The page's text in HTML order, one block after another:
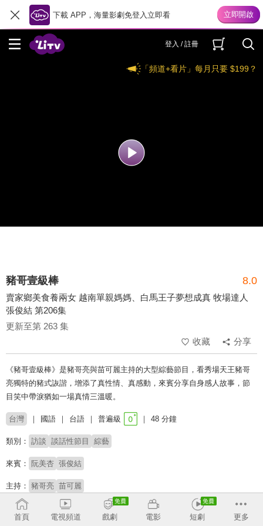
下載 APP，海量影劇免登入立即看
登入 / 註冊
「頻道+看片」每月只要 $199？
豬哥壹級棒 8.0
賣家鄉美食養兩女 越南單親媽媽、白馬王子夢想成真 牧場達人
張俊結 第206集
更新至第 263 集
收藏
分享
《豬哥壹級棒》是豬哥亮與苗可麗主持的大型綜藝節目，看秀場天王豬哥
亮獨特的豬式詼諧，增添了真性情、真感動，來賓分享自身感人故事，節
目笑中帶淚猶如一場真情三溫暖。
台灣 國語 台語 普遍級 48 分鐘
類別： 訪談 談話性節目 綜藝
來賓： 阮美杏 張俊結
主持： 豬哥亮 苗可麗
# 談話性節目
# 生命故事
首頁
電視頻道 戲劇 電影 短劇 更多